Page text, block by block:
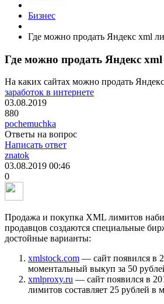
Бизнес
Где можно продать Яндекс xml
Где можно продать Яндекс
На каких сайтах можно продать
заработок в интернете
03.08.2019
880
pochemuchka
Ответы на вопрос
Написать ответ
znatok
03.08.2019 00:46
0
Продажа и покупка XML лимитов
продавцов создаются специальные
достойные варианты:
xmlstock.com — сайт появился в
моментальный выкуп за 50
xmlproxy.ru — сайт появился в
лимитов составляет 25 рублей в